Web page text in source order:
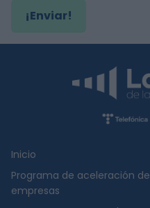
¡Enviar!
Inicio
Programa de aceleración de
empresas